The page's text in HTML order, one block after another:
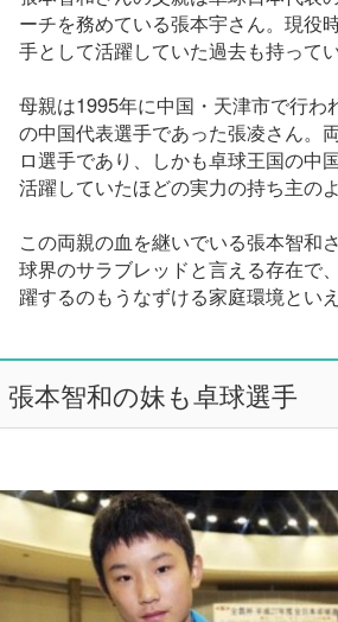
ーチを務めている張本宇さん。現役
手として活躍していた過去も持って
母親は1995年に中国・天津市で行わ
の中国代表選手であった張凌さん。
ロ選手であり、しかも卓球王国の中
活躍していたほどの実力の持ち主のよ
この両親の血を継いでいる張本智和
球界のサラブレッドと言える存在で
躍するのもうなずける家庭環境といえ
張本智和の妹も卓球選手